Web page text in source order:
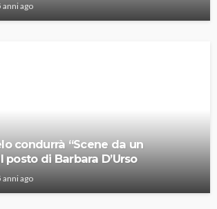
anni ago
condurrà “Scene da un
posto di Barbara D’Urso
anni ago